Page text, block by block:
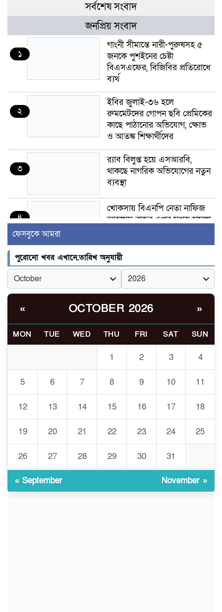
সর্বশেষ সংবাদ
জনপ্রিয় সংবাদ
১
গাংনী সীমান্তে নারী-পুরুষসহ ৫
জনকে পুশইনের চেষ্টা
বিএসএফের, বিজিবির প্রতিরোধে
ব্যর্থ
২
ইবির জুলাই-৩৬ হলে
রুমমেটদের গোপন ছবি প্রেমিকের
কাছে পাঠানোর অভিযোগ, ক্ষোভ
ও আতঙ্ক শিক্ষার্থীদের
৩
র‍্যাব বিলুপ্ত হয়ে এসআরবি,
থাকছে নাগরিক অভিযোগের নতুন
ব্যবস্থা
৪
খোকসায় বিএনপি নেতা নাফিজ
আহমেদ রাজুর ওপর সশস্ত্র হামলা,
৫
সাঈদীর ছবিতে জুতা
নিক্ষেপকারীরা ‘জারজ সন্তান’:
আমির হামজা
৬
ইসলামী বিশ্ববিদ্যালয়র ৪৪
তৎপরতার অভিযোগ/ তদন্তে
গঠিত হলো উচ্চপর্যায়ের কমিটি
৭
মাত্র ৯১ টন ভারতীয় মরিচেই
কেজি দাম কে ধরে রেখেছিল?
৮
জুলাই আন্দোলন ছিল সম্মিলিত,
লক্ষ্য হওয়া উচিত ঐক্য ও
রাষ্ট্রগঠন
৯
ভোরে ঝিনাইদহ সীমান্তে জটলা
দেখে বিএসএফের রাবার বুলেট,
ফেসবুকে আমরা
পুরোনো খবর এখানে,তারিখ অনুযায়ী
« OCTOBER 2026 »
MON TUE WED THU FRI SAT SUN
1 2 3 4
5 6 7 8 9 10 11
12 13 14 15 16 17 18
19 20 21 22 23 24 25
26 27 28 29 30 31
« September November »